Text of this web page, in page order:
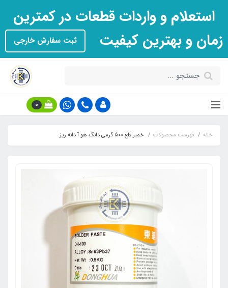
استعلام و واردات قطعات در کمترین
زمان و بهترین کیفیت
ثبت سفارش خارجی
0
خانه فهرست محصولات خمیر قلع 500 گرمی دانگ هو آ دانه ریز